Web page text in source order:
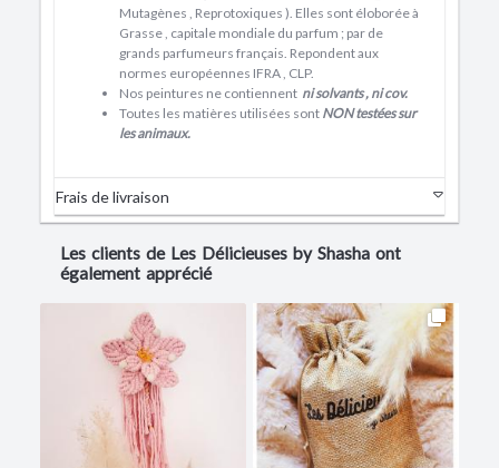
Mutagènes , Reprotoxiques ). Elles sont éloborée à
Grasse , capitale mondiale du parfum ; par de
grands parfumeurs français. Repondent aux
normes européennes IFRA , CLP.
Nos peintures ne contiennent ​ ni solvants , ni cov.
Toutes les matières utilisées sont NON testées sur
les animaux.
Frais de livraison
Les clients de Les Délicieuses by Shasha ont
également apprécié